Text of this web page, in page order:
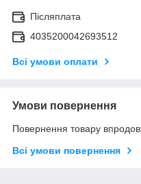
Післяплата
4035200042693512
Всі умови оплати
Умови повернення
Повернення товару
Всі умови повернення